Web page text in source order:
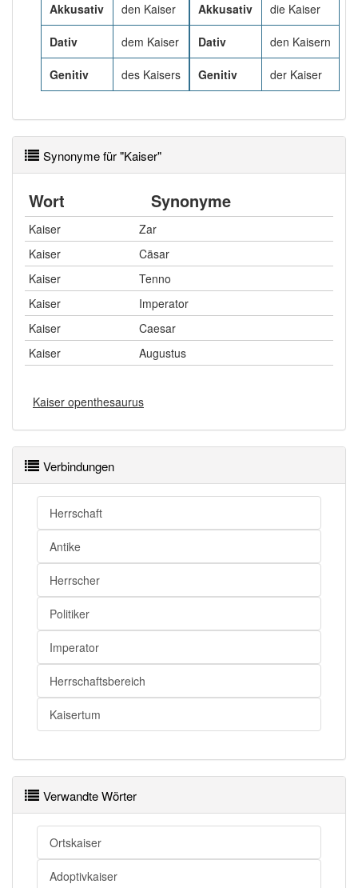
Akkusativ den Kaiser
Dativ dem Kaiser
Genitiv des Kaisers
Akkusativ die Kaiser
Dativ den Kaisern
Genitiv der Kaiser
Synonyme für "Kaiser"
Wort Synonyme
Kaiser
Zar
Kaiser
Cäsar
Kaiser
Tenno
Kaiser
Imperator
Kaiser
Caesar
Kaiser
Augustus
Kaiser openthesaurus
Verbindungen
Herrschaft
Antike
Herrscher
Politiker
Imperator
Herrschaftsbereich
Kaisertum
Verwandte Wörter
Ortskaiser
Adoptivkaiser